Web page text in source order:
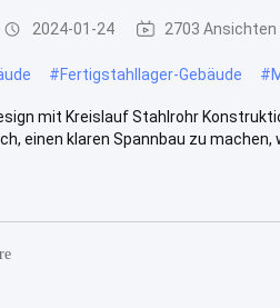
2024-01-24 2703 Ansichten
#Fertigstahllager-Gebäude #
mit Kreislauf Stahlrohr
einen klaren Spannbau zu machen,